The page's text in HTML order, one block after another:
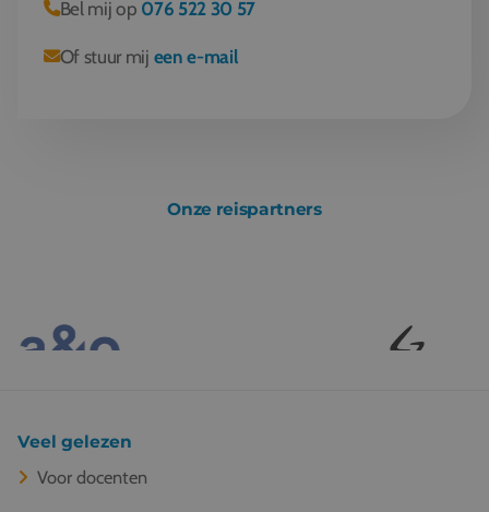
Bel mij op 076 522 30 57
Of stuur mij een e-mail
Onze reispartners
Veel gelezen
Voor docenten